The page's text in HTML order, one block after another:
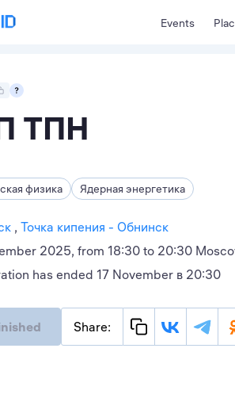
Events
ТПН
физика Ядерная энергетика
Точка кипения - Обнинск
2025, from 18:30 to 20:30
has ended 17 November в 20:30
Share: